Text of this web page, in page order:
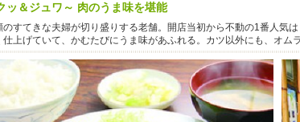
ッ＆ジュワ～ 肉のうま味を堪能
のすてきな夫婦が切り盛りする老舗。開店当初から不動の1番人気
仕上げていて、かむたびにうま味があふれる。カツ以外にも、オム